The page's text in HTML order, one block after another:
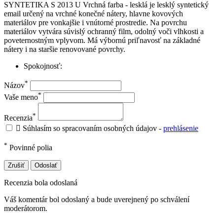
SYNTETIKA S 2013 U Vrchná farba - lesklá je lesklý syntetický
email určený na vrchné konečné nátery, hlavne kovových
materiálov pre vonkajšie i vnútorné prostredie. Na povrchu
materiálov vytvára súvislý ochranný film, odolný voči vlhkosti a
poveternostným vplyvom. Má výbornú priľnavosť na základné
nátery i na staršie renovované povrchy.
Spokojnosť:
Názov*
Vaše meno*
Recenzia*
 Súhlasím so spracovaním osobných údajov - prehlásenie
* Povinné polia
Zrušiť Odoslať
Recenzia bola odoslaná
Váš komentár bol odoslaný a bude uverejnený po schválení
moderátorom.